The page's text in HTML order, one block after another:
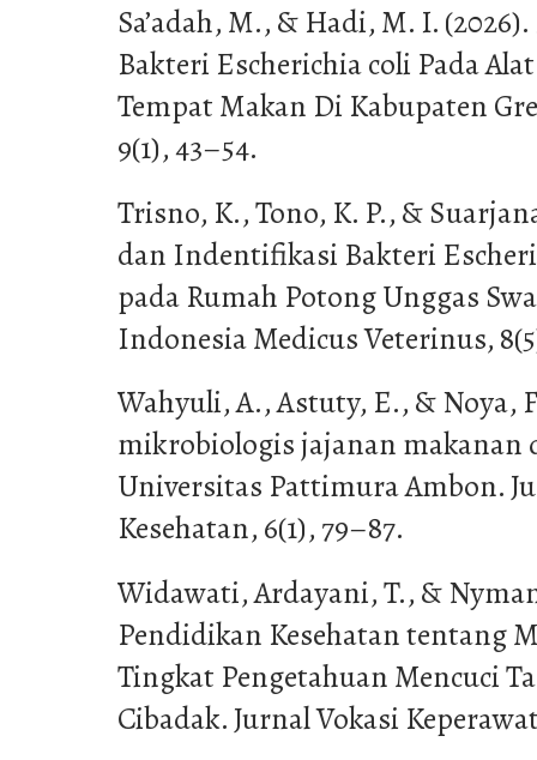
Sa’adah, M., & Hadi, M. I.
Bakteri Escherichia coli Pada
Tempat Makan Di Kabupaten
9(1), 43–54.
Trisno, K., Tono, K. P., &
dan Indentifikasi Bakteri
pada Rumah Potong Unggas
Indonesia Medicus Veterinus,
Wahyuli, A., Astuty, E., & Noya,
mikrobiologis jajanan makanan
Universitas Pattimura Ambon.
Kesehatan, 6(1), 79–87.
Widawati, Ardayani, T., &
Pendidikan Kesehatan tentang
Tingkat Pengetahuan Mencuci
Cibadak. Jurnal Vokasi